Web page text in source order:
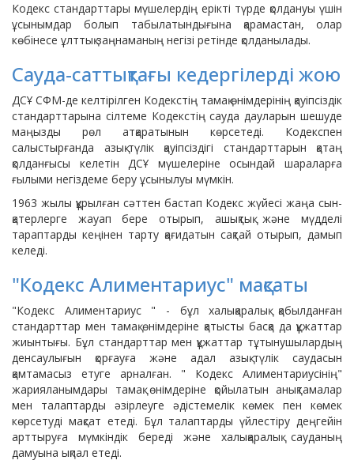
Кодекс стандарттары мүшелердің ерікті түрде қолдануы үшін
ұсынымдар болып табылатындығына қарамастан, олар
көбінесе ұлттық заңнаманың негізі ретінде қолданылады.
Сауда-саттықтағы кедергілерді жою
ДСҰ СФМ-де келтірілген Кодекстің тамақ өнімдерінің қауіпсіздік
стандарттарына сілтеме Кодекстің сауда дауларын шешуде
маңызды рөл атқаратынын көрсетеді. Кодекспен
салыстырғанда азық-түлік қауіпсіздігі стандарттарын қатаң
қолданғысы келетін ДСҰ мүшелеріне осындай шараларға
ғылыми негіздеме беру ұсынылуы мүмкін.
1963 жылы құрылған сәттен бастап Кодекс жүйесі жаңа сын-
қатерлерге жауап бере отырып, ашықтық және мүдделі
тараптарды кеңінен тарту қағидатын сақтай отырып, дамып
келеді.
"Кодекс Алиментариус" мақсаты
"Кодекс Алиментариус " - бұл халықаралық қабылданған
стандарттар мен тамақ өнімдеріне қатысты басқа да құжаттар
жиынтығы. Бұл стандарттар мен құжаттар тұтынушылардың
денсаулығын қорғауға және адал азық-түлік саудасын
қамтамасыз етуге арналған. " Кодекс Алиментариусінің"
жарияланымдары тамақ өнімдеріне қойылатын анықтамалар
мен талаптарды әзірлеуге әдістемелік көмек пен көмек
көрсетуді мақсат етеді. Бұл талаптарды үйлестіру деңгейін
арттыруға мүмкіндік береді және халықаралық сауданың
дамуына ықпал етеді.